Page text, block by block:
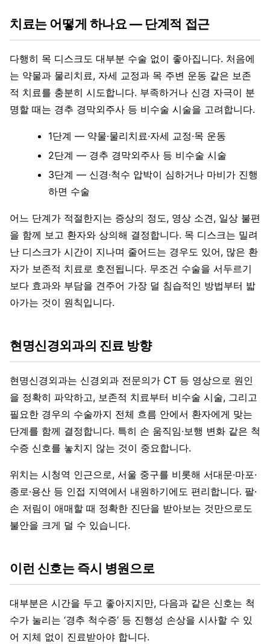
치료는 어떻게 하나요 — 단계적 접근
다행히 목 디스크도 대부분 수술 없이 좋아집니다. 처음에
는 약물과 물리치료, 자세 교정과 목 주변 운동 같은 보존
적 치료를 충분히 시도합니다. 부족하거나 신경 자극이 분
명할 때는 경추 경막외주사 등 비수술 시술을 고려합니다.
1단계 — 약물·물리치료·자세 교정·목 운동
2단계 — 경추 경막외주사 등 비수술 시술
3단계 — 신경·척수 압박이 심하거나 마비가 진행
하면 수술
어느 단계가 적절한지는 증상의 정도, 영상 소견, 일상 불편
을 함께 보고 환자와 상의해 결정합니다. 목 디스크는 밀려
난 디스크가 시간이 지나며 줄어드는 경우도 있어, 많은 환
자가 보존적 치료로 호전됩니다. 무조건 수술을 서두르기
보다 효과와 부담을 견주어 가장 덜 침습적인 방법부터 밟
아가는 것이 원칙입니다.
현명신경외과의 진료 방향
현명신경외과는 신경외과 전문의가 CT 등 영상으로 원인
을 정확히 파악하고, 보존적 치료부터 비수술 시술, 그리고
필요한 경우의 수술까지 전체 흐름 안에서 환자에게 맞는
단계를 함께 결정합니다. 특히 손 움직임·보행 변화 같은 척
수증 신호를 놓치지 않는 것이 중요합니다.
위치는 시청역 인근으로, 서울 중구를 비롯해 서대문·마포·
종로·용산 등 인접 지역에서 내원하기에도 편리합니다. 팔·
손 저림이 애매할 때 정확한 진단을 받아보는 것만으로도
불안을 크게 덜 수 있습니다.
이런 신호는 즉시 병원으로
대부분은 시간을 두고 좋아지지만, 다음과 같은 신호는 척
수가 눌리는 ‘경추 척수증’ 등 진행성 손상을 시사할 수 있
어 지체 없이 진료받아야 합니다.